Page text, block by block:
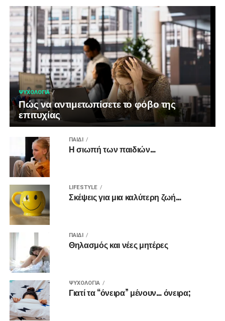
ΨΥΧΟΛΟΓΊΑ
Πώς να αντιμετωπίσετε το φόβο της
επιτυχίας
ΠΑΙΔΊ
Η σιωπή των παιδιών…
LIFESTYLE
Σκέψεις για μια καλύτερη ζωή…
ΠΑΙΔΊ
Θηλασμός και νέες μητέρες
ΨΥΧΟΛΟΓΊΑ
Γιατί τα “όνειρα” μένουν… όνειρα;